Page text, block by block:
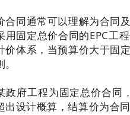
合同通常可以理解为合同
用固定总价合同的EPC工
价体系，当预算价大于固
政府工程为固定总价合同
出设计概算，结算价为合